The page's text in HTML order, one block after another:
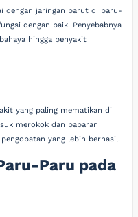
dengan jaringan parut di paru-
dengan baik. Penyebabnya
hingga penyakit
yang paling mematikan di
merokok dan paparan
yang lebih berhasil.
Paru pada